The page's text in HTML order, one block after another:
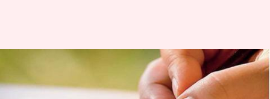
CLAT 2020: कोरोना वायरस के
चलते टली परीक्षा, जारी हुई नई तिथि